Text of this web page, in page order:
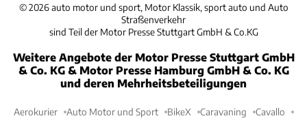
©2026 auto motor und sport, Motor Klassik, sport auto und Auto
Straßenverkehr
sind Teil der Motor Presse Stuttgart GmbH & Co.KG
Weitere Angebote der Motor Presse Stuttgart GmbH
& Co. KG & Motor Presse Hamburg GmbH & Co. KG
und deren Mehrheitsbeteiligungen
Aerokurier Auto Motor und Sport BikeX Caravaning Cavallo